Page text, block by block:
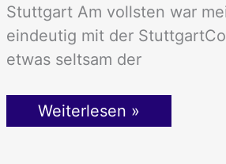
Stuttgart Am vollsten war
eindeutig mit der
etwas seltsam der
Weiterlesen »